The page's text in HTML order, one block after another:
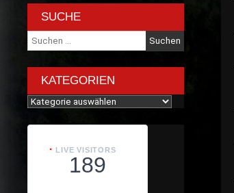
SUCHE
Suche
nach:
KATEGORIEN
Kategorien
LIVE VISITORS
189